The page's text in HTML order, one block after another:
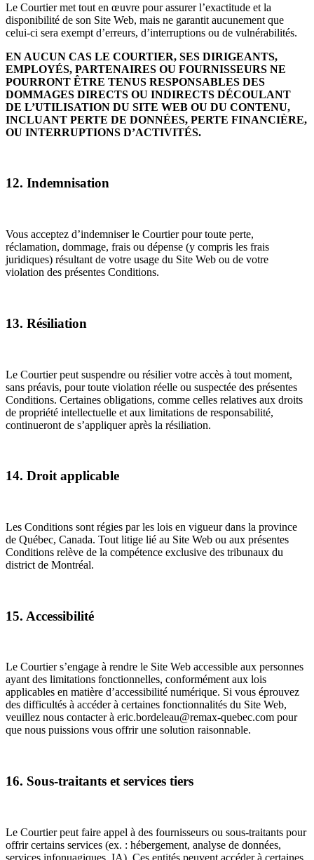
Le Courtier met tout en œuvre pour assurer l’exactitude et la
disponibilité de son Site Web, mais ne garantit aucunement que
celui-ci sera exempt d’erreurs, d’interruptions ou de vulnérabilités.
EN AUCUN CAS LE COURTIER, SES DIRIGEANTS,
EMPLOYÉS, PARTENAIRES OU FOURNISSEURS NE
POURRONT ÊTRE TENUS RESPONSABLES DES
DOMMAGES DIRECTS OU INDIRECTS DÉCOULANT
DE L’UTILISATION DU SITE WEB OU DU CONTENU,
INCLUANT PERTE DE DONNÉES, PERTE FINANCIÈRE,
OU INTERRUPTIONS D’ACTIVITÉS.
12. Indemnisation
Vous acceptez d’indemniser le Courtier pour toute perte,
réclamation, dommage, frais ou dépense (y compris les frais
juridiques) résultant de votre usage du Site Web ou de votre
violation des présentes Conditions.
13. Résiliation
Le Courtier peut suspendre ou résilier votre accès à tout moment,
sans préavis, pour toute violation réelle ou suspectée des présentes
Conditions. Certaines obligations, comme celles relatives aux droits
de propriété intellectuelle et aux limitations de responsabilité,
continueront de s’appliquer après la résiliation.
14. Droit applicable
Les Conditions sont régies par les lois en vigueur dans la province
de Québec, Canada. Tout litige lié au Site Web ou aux présentes
Conditions relève de la compétence exclusive des tribunaux du
district de Montréal.
15. Accessibilité
Le Courtier s’engage à rendre le Site Web accessible aux personnes
ayant des limitations fonctionnelles, conformément aux lois
applicables en matière d’accessibilité numérique. Si vous éprouvez
des difficultés à accéder à certaines fonctionnalités du Site Web,
veuillez nous contacter à eric.bordeleau@remax-quebec.com pour
que nous puissions vous offrir une solution raisonnable.
16. Sous-traitants et services tiers
Le Courtier peut faire appel à des fournisseurs ou sous-traitants pour
offrir certains services (ex. : hébergement, analyse de données,
services infonuagiques, IA). Ces entités peuvent accéder à certaines